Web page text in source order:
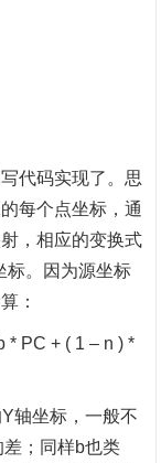
代码实现了。思
每个点坐标，通
，相应的变换式
标。因为源坐标
：
* PC + ( 1 – n ) *
轴坐标，一般不
；同样b也类